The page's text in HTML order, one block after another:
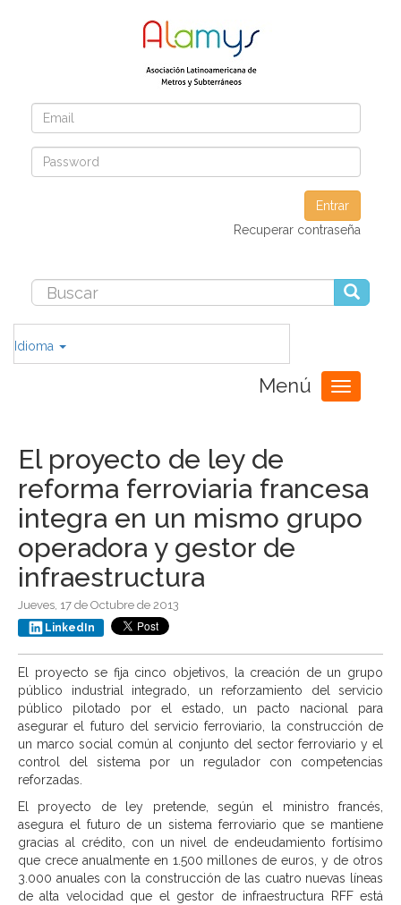
Entrar
Recuperar contraseña
Idioma
Menú
Toggle
navigation
El proyecto de ley de
reforma ferroviaria francesa
integra en un mismo grupo
operadora y gestor de
infraestructura
Jueves, 17 de Octubre de 2013
LinkedIn
El proyecto se fija cinco objetivos, la creación de un grupo
público industrial integrado, un reforzamiento del servicio
público pilotado por el estado, un pacto nacional para
asegurar el futuro del servicio ferroviario, la construcción de
un marco social común al conjunto del sector ferroviario y el
control del sistema por un regulador con competencias
reforzadas.
El proyecto de ley pretende, según el ministro francés,
asegura el futuro de un sistema ferroviario que se mantiene
gracias al crédito, con un nivel de endeudamiento fortísimo
que crece anualmente en 1.500 millones de euros, y de otros
3.000 anuales con la construcción de las cuatro nuevas líneas
de alta velocidad que el gestor de infraestructura RFF está